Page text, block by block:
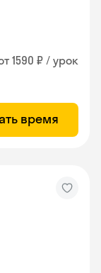
1590 ₽ / урок
время